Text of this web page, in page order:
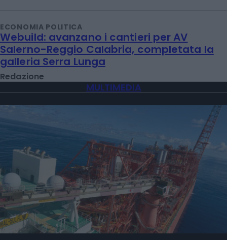
ECONOMIA POLITICA
Webuild: avanzano i cantieri per AV
Salerno-Reggio Calabria, completata la
galleria Serra Lunga
Redazione
MULTIMEDIA